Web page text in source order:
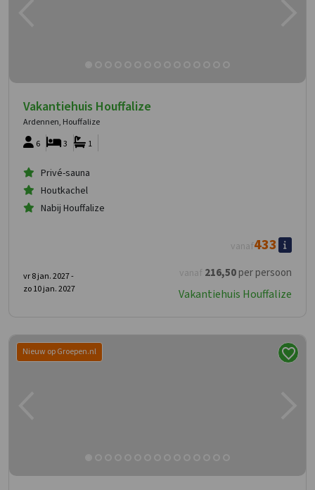
Vakantiehuis Houffalize
Ardennen, Houffalize
6
1
3
Privé-sauna
Houtkachel
Nabij Houffalize
vanaf 216,50per persoon
vanaf433
vr 8 jan. 2027 -
zo 10 jan. 2027
Vakantiehuis Houffalize
Nieuw op Groepen.nl